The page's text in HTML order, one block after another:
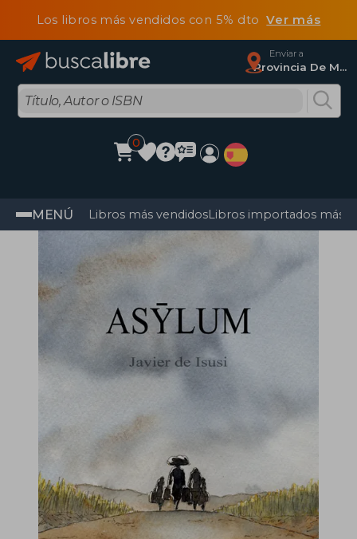
Los libros más vendidos con 5% dtoVer más
Enviar a
Provincia De Madrid
0
MENÚ Libros más vendidosLibros importados más